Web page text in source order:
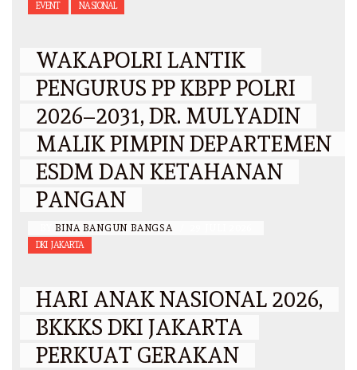
EVENT NASIONAL
WAKAPOLRI LANTIK
PENGURUS PP KBPP POLRI
2026–2031, DR. MULYADIN
MALIK PIMPIN DEPARTEMEN
ESDM DAN KETAHANAN
PANGAN
BINA BANGUN BANGSA
DKI JAKARTA
HARI ANAK NASIONAL 2026,
BKKKS DKI JAKARTA
PERKUAT GERAKAN